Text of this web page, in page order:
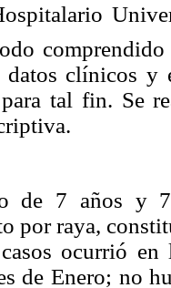
datos clínicos y
tal fin. Se
de 7 años y 7
por raya,
ocurrió
de Enero; no